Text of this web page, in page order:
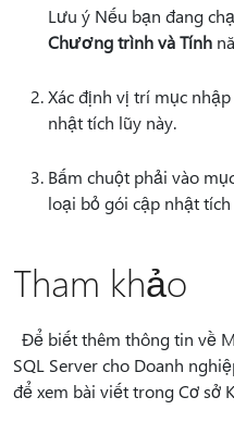
Lưu ý Nếu bạn đang
Chương trình và Tính
Xác định vị trí mục
nhật tích lũy này.
Bấm chuột phải vào
loại bỏ gói cập nhật tích
Tham khảo
Để biết thêm thông tin về
SQL Server cho Doanh
để xem bài viết trong Cơ sở